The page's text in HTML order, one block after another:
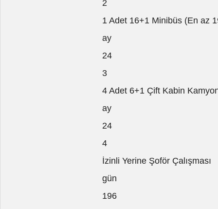
2
1 Adet 16+1 Minibüs (En az
ay
24
3
4 Adet 6+1 Çift Kabin
ay
24
4
İzinli Yerine Şoför Çalışması
gün
196